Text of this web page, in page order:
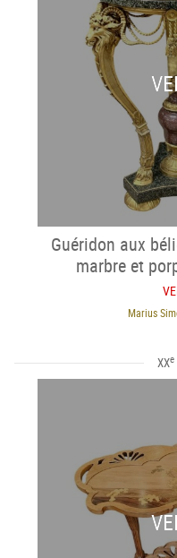
Guéridon aux
marbre et
Marius
XXe